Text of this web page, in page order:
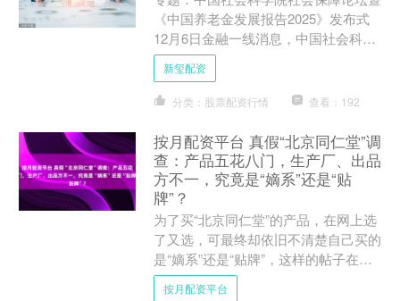
《中国养老金发展报告2025》发布式
12月6日金融一线消息，中国社会科学
院社会保障论坛暨《中国养老金发展报
告2025》发布会....
新玺配资
分类：股票配资行情 查看：192
按月配资平台 真假“北京同仁堂”调
查：产品五花八门，生产厂、出品
方不一，究竟是“嫡系”还是“贴
牌”？
为了买“北京同仁堂”的产品，在网上选
了又选，可最终却依旧不清楚自己买的
是“嫡系”还是“贴牌”，这样的帖子在社
交平台上层出不穷。 为什么买到“真
按月配资平台